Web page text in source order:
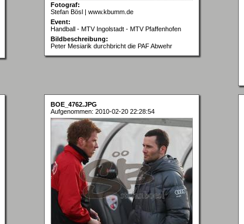
Fotograf:
Stefan Bösl | www.kbumm.de
Event:
Handball - MTV Ingolstadt - MTV Pfaffenhofen
Bildbeschreibung:
Peter Mesiarik durchbricht die PAF Abwehr
BOE_4762.JPG
Aufgenommen: 2010-02-20 22:28:54